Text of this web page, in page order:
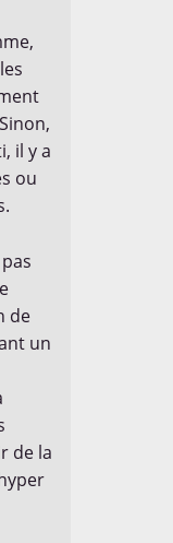
il y a
ou
de
un
de la